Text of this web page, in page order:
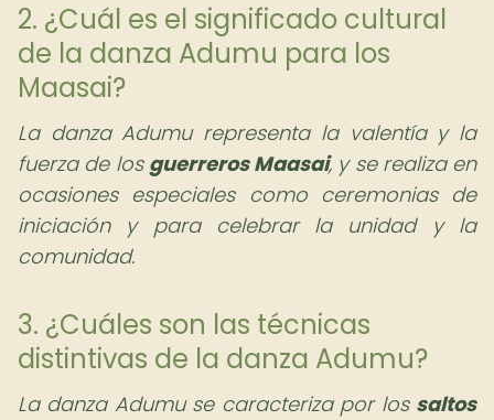
2. ¿Cuál es el significado cultural
de la danza Adumu para los
Maasai?
La danza Adumu representa la valentía y la
fuerza de los guerreros Maasai, y se realiza en
ocasiones especiales como ceremonias de
iniciación y para celebrar la unidad y la
comunidad.
3. ¿Cuáles son las técnicas
distintivas de la danza Adumu?
La danza Adumu se caracteriza por los saltos